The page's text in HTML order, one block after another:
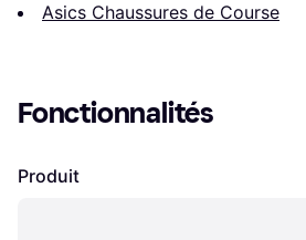
Asics Chaussures de Course
Fonctionnalités
Produit